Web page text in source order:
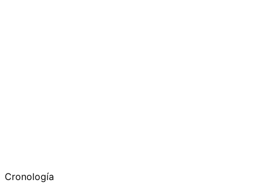
Cronología